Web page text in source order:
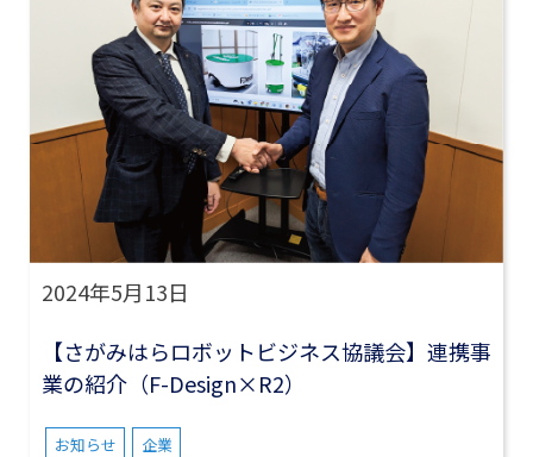
2024年5月13日
【さがみはらロボットビジネス協議会】連携事
業の紹介（F-Design×R2）
お知らせ 企業